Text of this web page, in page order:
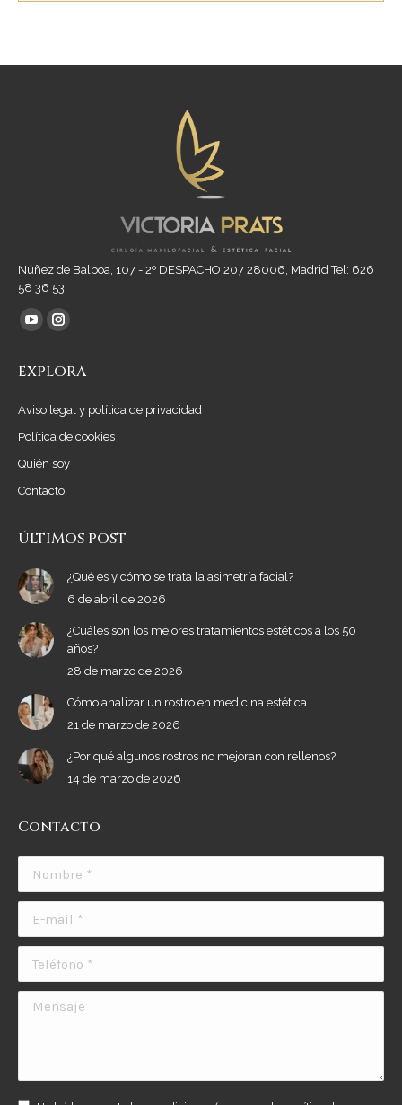
Núñez de Balboa, 107 - 2º DESPACHO 207 28006, Madrid Tel: 626
58 36 53
Encuéntranos en:
YouTube
opens
Instagram
opens
EXPLORA
Aviso legal y política de privacidad
Política de cookies
Quién soy
Contacto
ÚLTIMOS POST
¿Qué es y cómo se trata la asimetría facial?
6 de abril de 2026
¿Cuáles son los mejores tratamientos estéticos a los 50
años?
28 de marzo de 2026
Cómo analizar un rostro en medicina estética
21 de marzo de 2026
¿Por qué algunos rostros no mejoran con rellenos?
14 de marzo de 2026
Contacto
Mensaje